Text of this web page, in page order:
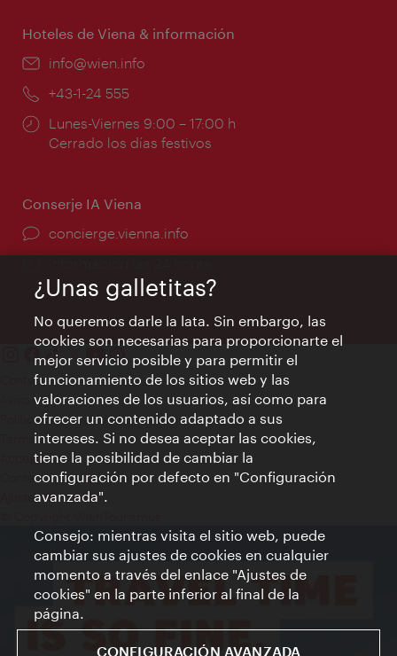
Hoteles de Viena & información
e-
info@wien.info
Teléfono:
+43-1-24 555
Horarios
de
Lunes-Viernes 9:00 – 17:00 h
Cerrado los días festivos
Conserje IA Viena
concierge.vienna.info
Contacto
Aviso legal
Política de privacidad de datos
Terms of Use
Accesibilidad
Contacto para la prensa
Ajustes de cookie
¿Unas galletitas?
No queremos darle la lata. Sin embargo, las
cookies son necesarias para proporcionarte el
mejor servicio posible y para permitir el
funcionamiento de los sitios web y las
valoraciones de los usuarios, así como para
ofrecer un contenido adaptado a sus
intereses. Si no desea aceptar las cookies,
tiene la posibilidad de cambiar la
configuración por defecto en "Configuración
avanzada".
Consejo: mientras visita el sitio web, puede
cambiar sus ajustes de cookies en cualquier
momento a través del enlace "Ajustes de
cookies" en la parte inferior al final de la
página.
CONFIGURACIÓN AVANZADA